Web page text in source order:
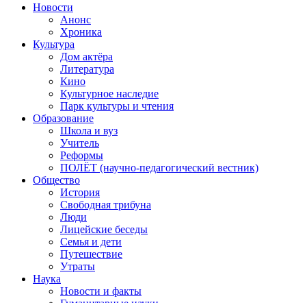
Новости
Анонс
Хроника
Культура
Дом актёра
Литература
Кино
Культурное наследие
Парк культуры и чтения
Образование
Школа и вуз
Учитель
Реформы
ПОЛЁТ (научно-педагогический вестник)
Общество
История
Свободная трибуна
Люди
Лицейские беседы
Семья и дети
Путешествие
Утраты
Наука
Новости и факты